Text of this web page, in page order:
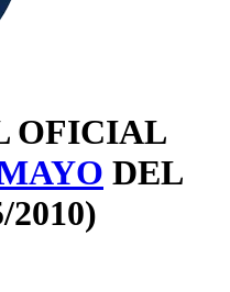
OFICIAL
DEL
2010)